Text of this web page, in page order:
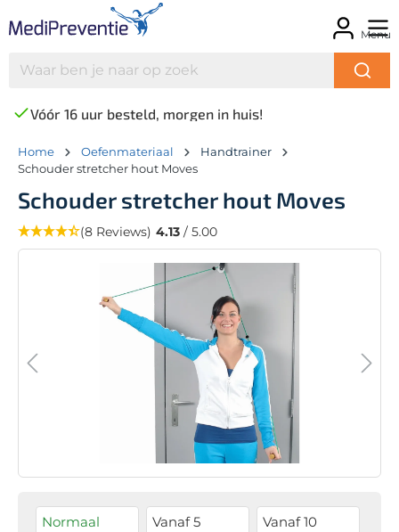
Menu
Vóór 16 uur besteld, morgen in huis!
Home Oefenmateriaal
Handtrainer
Schouder stretcher hout Moves
Schouder stretcher hout Moves
(8 Reviews) 4.13 / 5.00
Normaal Vanaf 5 Vanaf 10